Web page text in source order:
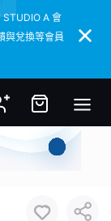
A 會
與兌換等會員
A 會
與兌換等會員